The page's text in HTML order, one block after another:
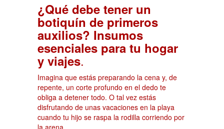
¿Qué debe tener un
botiquín de primeros
auxilios? Insumos
esenciales para tu hogar
y viajes.
Imagina que estás preparando la cena y, de
repente, un corte profundo en el dedo te
obliga a detener todo. O tal vez estás
disfrutando de unas vacaciones en la playa
cuando tu hijo se raspa la rodilla corriendo por